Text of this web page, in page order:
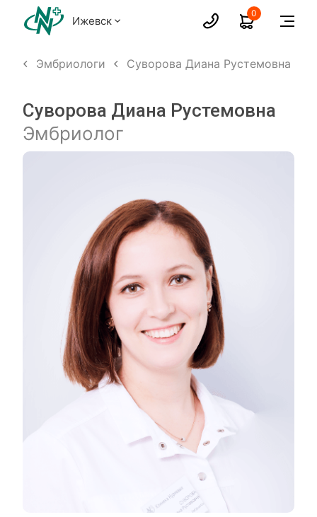
Ижевск
0
Эмбриологи Суворова Диана Рустемовна
Суворова Диана Рустемовна
Эмбриолог